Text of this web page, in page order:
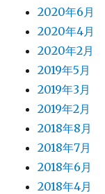
2020年6月
2020年4月
2020年2月
2019年5月
2019年3月
2019年2月
2018年8月
2018年7月
2018年6月
2018年4月